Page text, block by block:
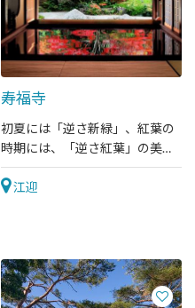
寿福寺
初夏には「逆さ新緑」、紅葉の
時期には、「逆さ紅葉」の美し
い景色を見ることができます
江迎